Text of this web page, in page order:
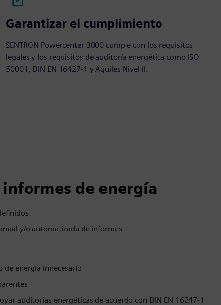
Garantizar el cumplimiento
SENTRON Powercenter 3000 cumple con los requisitos
legales y los requisitos de auditoría energética como ISO
50001, DIN EN 16427-1 y Aquiles Nivel II.
de energía
y/o automatizada de informes
de energía innecesario
auditorías energéticas de acuerdo con DIN EN 16247-1